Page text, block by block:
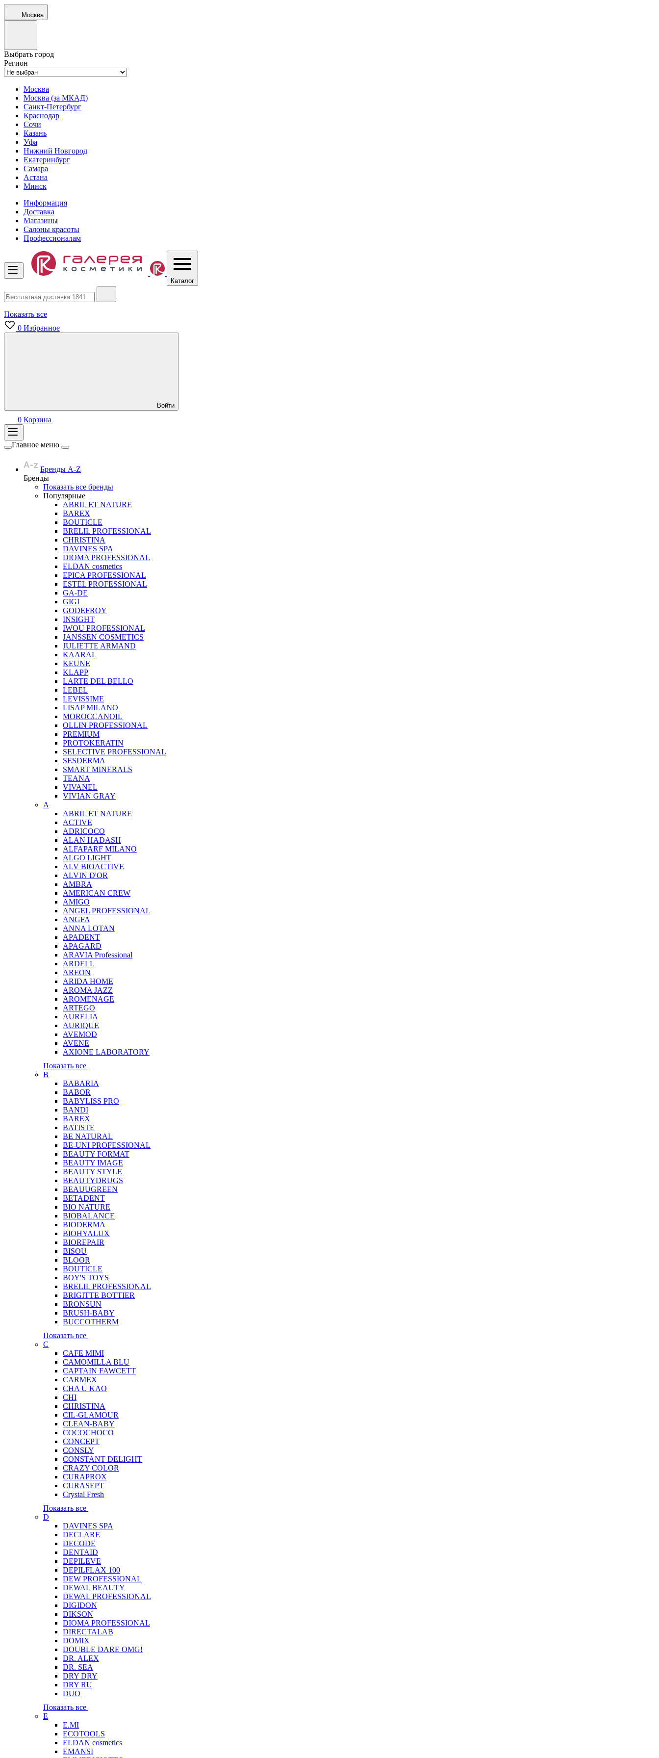
Москва
Выбрать город
Регион
Москва
Москва (за МКАД)
Санкт-Петербург
Краснодар
Сочи
Казань
Уфа
Нижний Новгород
Екатеринбург
Самара
Астана
Минск
Информация
Доставка
Магазины
Салоны красоты
Профессионалам
Каталог
Показать все
0 Избранное
Войти
0 Корзина
Главное меню
Бренды A-Z
Бренды
Показать все бренды
Популярные
ABRIL ET NATURE
BAREX
BOUTICLE
BRELIL PROFESSIONAL
CHRISTINA
DAVINES SPA
DIOMA PROFESSIONAL
ELDAN cosmetics
EPICA PROFESSIONAL
ESTEL PROFESSIONAL
GA-DE
GIGI
GODEFROY
INSIGHT
IWOU PROFESSIONAL
JANSSEN COSMETICS
JULIETTE ARMAND
KAARAL
KEUNE
KLAPP
LARTE DEL BELLO
LEBEL
LEVISSIME
LISAP MILANO
MOROCCANOIL
OLLIN PROFESSIONAL
PREMIUM
PROTOKERATIN
SELECTIVE PROFESSIONAL
SESDERMA
SMART MINERALS
TEANA
VIVANEL
VIVIAN GRAY
A
ABRIL ET NATURE
ACTIVE
ADRICOCO
ALAN HADASH
ALFAPARF MILANO
ALGO LIGHT
ALV BIOACTIVE
ALVIN D'OR
AMBRA
AMERICAN CREW
AMIGO
ANGEL PROFESSIONAL
ANGFA
ANNA LOTAN
APADENT
APAGARD
ARAVIA Professional
ARDELL
AREON
ARIDA HOME
AROMA JAZZ
AROMENAGE
ARTEGO
AURELIA
AURIQUE
AVEMOD
AVENE
AXIONE LABORATORY
Показать все
B
BABARIA
BABOR
BABYLISS PRO
BANDI
BAREX
BATISTE
BE NATURAL
BE-UNI PROFESSIONAL
BEAUTY FORMAT
BEAUTY IMAGE
BEAUTY STYLE
BEAUTYDRUGS
BEAUUGREEN
BETADENT
BIO NATURE
BIOBALANCE
BIODERMA
BIOHYALUX
BIOREPAIR
BISOU
BLOOR
BOUTICLE
BOY'S TOYS
BRELIL PROFESSIONAL
BRIGITTE BOTTIER
BRONSUN
BRUSH-BABY
BUCCOTHERM
Показать все
C
CAFE MIMI
CAMOMILLA BLU
CAPTAIN FAWCETT
CARMEX
CHA U KAO
CHI
CHRISTINA
CIL-GLAMOUR
CLEAN-BABY
COCOCHOCO
CONCEPT
CONSLY
CONSTANT DELIGHT
CRAZY COLOR
CURAPROX
CURASEPT
Crystal Fresh
Показать все
D
DAVINES SPA
DECLARE
DECODE
DENTAID
DEPILEVE
DEPILFLAX 100
DEW PROFESSIONAL
DEWAL BEAUTY
DEWAL PROFESSIONAL
DIGIDON
DIKSON
DIOMA PROFESSIONAL
DIRECTALAB
DOMIX
DOUBLE DARE OMG!
DR. ALEX
DR. SEA
DRY DRY
DRY RU
DUO
Показать все
E
E.MI
ECOTOOLS
ELDAN cosmetics
EMANSI